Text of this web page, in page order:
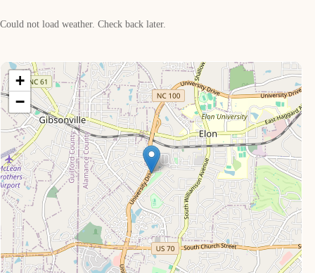
Could not load weather. Check back later.
+
−